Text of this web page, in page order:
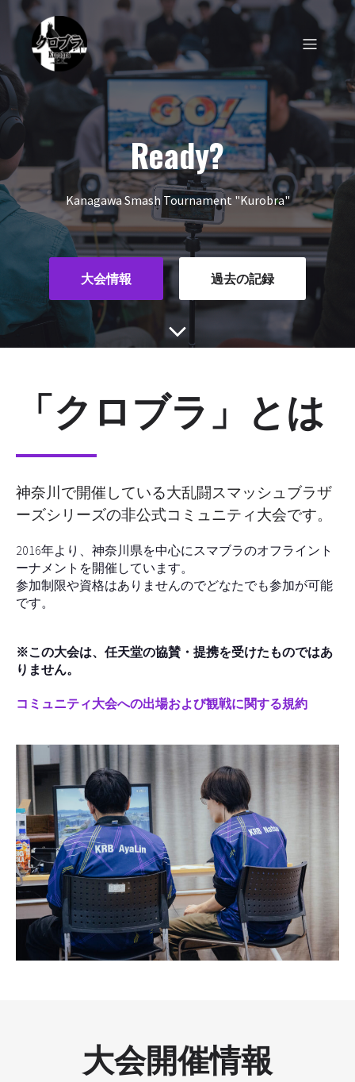
Ready?
Kanagawa Smash Tournament "Kurobra"
大会情報 過去の記録
「クロブラ」とは
神奈川で開催している大乱闘スマッシュブラザ
ーズシリーズの非公式コミュニティ大会です。
2016年より、神奈川県を中心にスマブラのオフライント
ーナメントを開催しています。
参加制限や資格はありませんのでどなたでも参加が可能
です。
※この大会は、任天堂の協賛・提携を受けたものではあ
りません。
コミュニティ大会への出場および観戦に関する規約
大会開催情報